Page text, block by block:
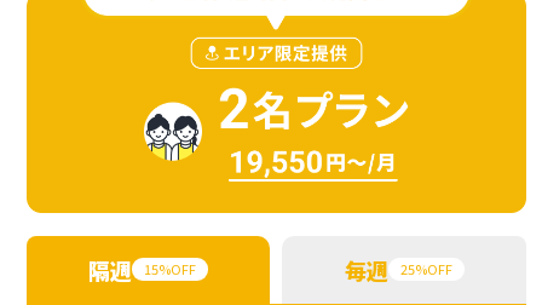
隔週 15%OFF 毎週 25%OFF